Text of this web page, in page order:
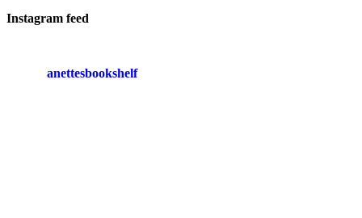
Instagram feed
anettesbookshelf